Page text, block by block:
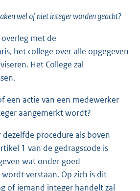
wel of niet integer worden geacht?
met de
het college over alle opgegeven
Het College zal
een actie van een medewerker
aangemerkt wordt?
procedure als boven
1 van de gedragscode is
wat onder goed
verstaan. Op zich is dit
of iemand integer handelt zal